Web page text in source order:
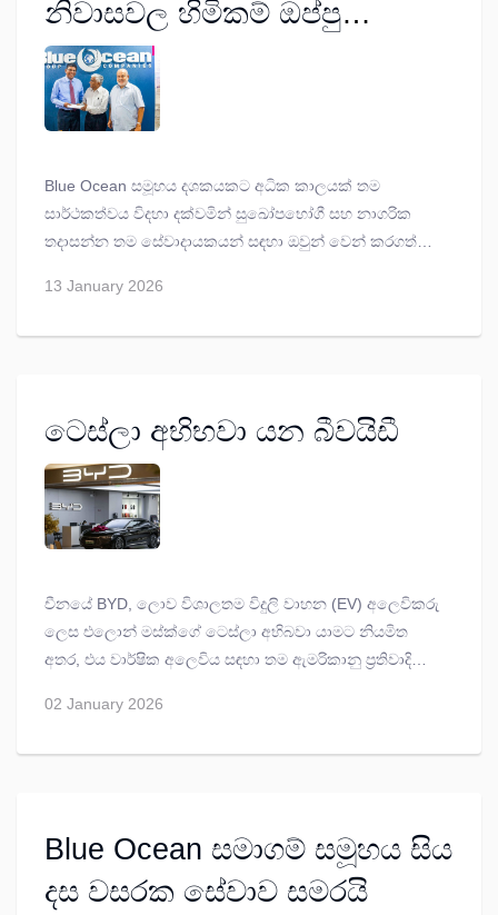
නිවාසවල හිමිකම් ඔප්පු
පිරිනමයි
Blue Ocean සමූහය දශකයකට අධික කාලයක් තම
සාර්ථකත්වය විදහා දක්වමින් සුඛෝපභෝගී සහ නාගරික
තදාසන්න තම සේවාදායකයන් සඳහා ඔවුන් වෙන් කරගත්
13 January 2026
ටෙස්ලා අභිභවා යන බීවයිඩී
චීනයේ BYD, ලොව විශාලතම විදුලි වාහන (EV) අලෙවිකරු
ලෙස එලොන් මස්ක්ගේ ටෙස්ලා අභිබවා යාමට නියමිත
අතර, එය වාර්ෂික අලෙවිය සඳහා තම ඇමරිකානු ප්‍රතිවාදියා
02 January 2026
Blue Ocean සමාගම් සමූහය සිය
දස වසරක සේවාව සමරයි